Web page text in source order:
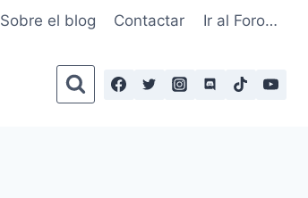
Sobre el blog Contactar Ir al Foro…